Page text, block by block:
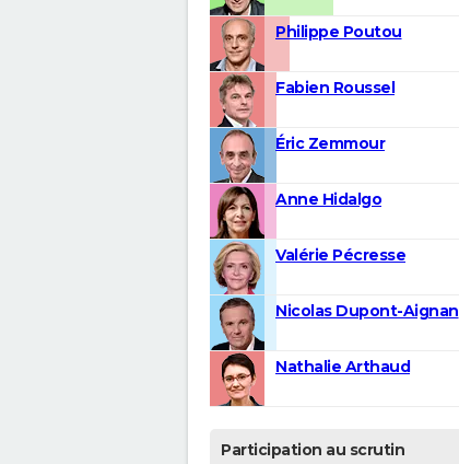
Philippe Poutou
Fabien Roussel
Éric Zemmour
Anne Hidalgo
Valérie Pécresse
Nicolas Dupont-Aignan
Nathalie Arthaud
Participation au scrutin